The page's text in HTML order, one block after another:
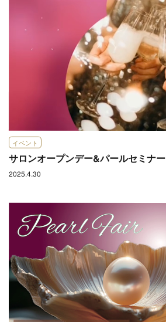
イベント
サロンオープンデー&パールセミナー
2025.4.30